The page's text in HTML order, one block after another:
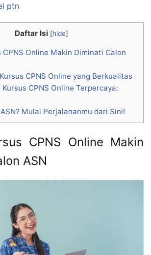
ptn
Daftar Isi [hide]
CPNS Online Makin Diminati Calon
CPNS Online yang Berkualitas
Kursus CPNS Online Terpercaya:
Mulai Perjalananmu dari Sini!
CPNS Online Makin
ASN